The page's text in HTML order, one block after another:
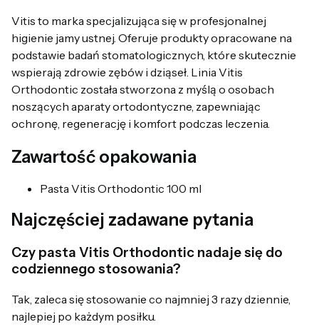
Vitis to marka specjalizująca się w profesjonalnej
higienie jamy ustnej. Oferuje produkty opracowane na
podstawie badań stomatologicznych, które skutecznie
wspierają zdrowie zębów i dziąseł. Linia Vitis
Orthodontic została stworzona z myślą o osobach
noszących aparaty ortodontyczne, zapewniając
ochronę, regenerację i komfort podczas leczenia.
Zawartość opakowania
Pasta Vitis Orthodontic 100 ml
Najczęściej zadawane pytania
Czy pasta Vitis Orthodontic nadaje się do
codziennego stosowania?
Tak, zaleca się stosowanie co najmniej 3 razy dziennie,
najlepiej po każdym posiłku.